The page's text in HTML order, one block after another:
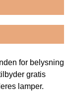
for belysning
gratis
lamper.